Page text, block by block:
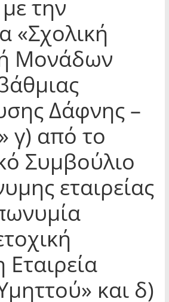
την
«Σχολική
Μονάδων
Δάφνης –
γ) από το
Συμβούλιο
εταιρείας
και δ)